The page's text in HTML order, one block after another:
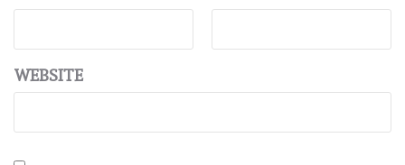
WEBSITE